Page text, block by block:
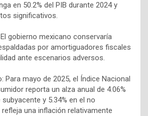
en 50.2% del PIB durante 2024 y
significativos.
gobierno mexicano conservaría
por amortiguadores fiscales
ante escenarios adversos.
Para mayo de 2025, el Índice Nacional
reporta un alza anual de 4.06%
y 5.34% en el no
una inflación relativamente